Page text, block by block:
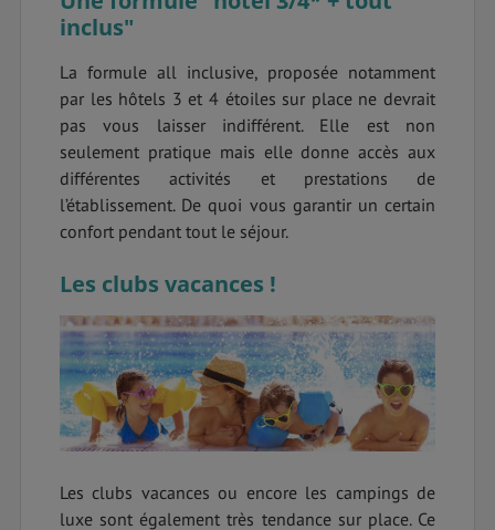
inclus"
La formule all inclusive, proposée notamment
par les hôtels 3 et 4 étoiles sur place ne devrait
pas vous laisser indifférent. Elle est non
seulement pratique mais elle donne accès aux
différentes activités et prestations de
l’établissement. De quoi vous garantir un certain
confort pendant tout le séjour.
Les clubs vacances !
Les clubs vacances ou encore les campings de
luxe sont également très tendance sur place. Ce